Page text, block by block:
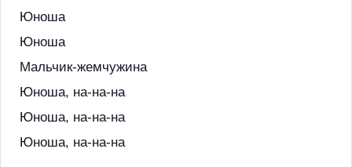
Юноша
Юноша
Мальчик-жемчужина
Юноша, на-на-на
Юноша, на-на-на
Юноша, на-на-на